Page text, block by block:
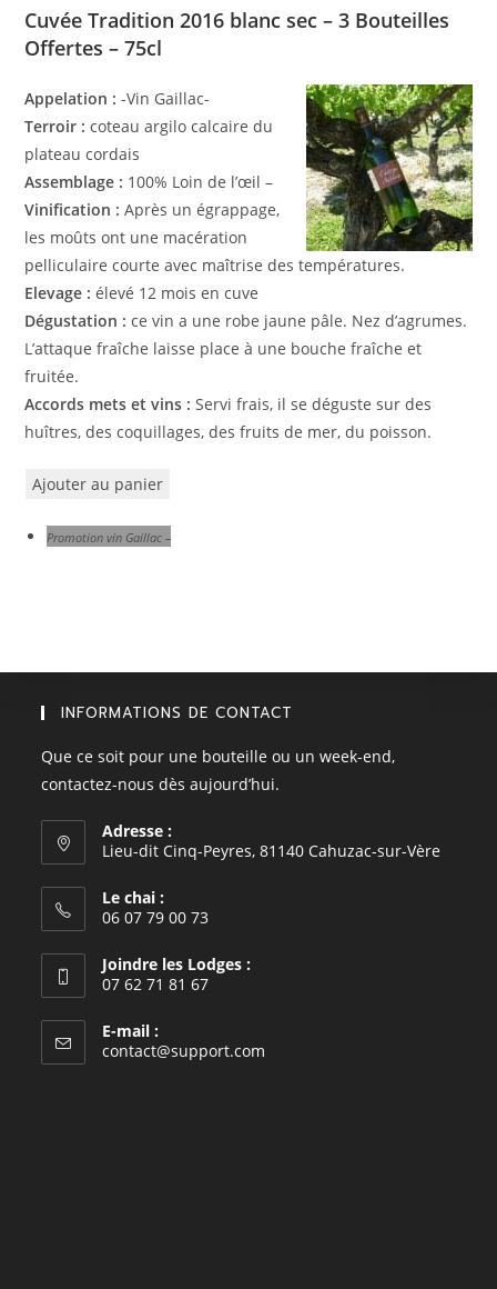
Cuvée Tradition 2016 blanc sec – 3 Bouteilles
Offertes – 75cl
Appelation : -Vin Gaillac-
Terroir : coteau argilo calcaire du
plateau cordais
Assemblage : 100% Loin de l’œil –
Vinification : Après un égrappage,
les moûts ont une macération
pelliculaire courte avec maîtrise des températures.
Elevage : élevé 12 mois en cuve
Dégustation : ce vin a une robe jaune pâle. Nez d’agrumes.
L’attaque fraîche laisse place à une bouche fraîche et
fruitée.
Accords mets et vins : Servi frais, il se déguste sur des
huîtres, des coquillages, des fruits de mer, du poisson.
Ajouter au panier
Promotion vin Gaillac –
INFORMATIONS DE CONTACT
Que ce soit pour une bouteille ou un week-end,
contactez-nous dès aujourd’hui.
Adresse :
Lieu-dit Cinq-Peyres, 81140 Cahuzac-sur-Vère
Le chai :
06 07 79 00 73
Joindre les Lodges :
07 62 71 81 67
E-mail :
contact@support.com